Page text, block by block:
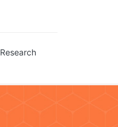
Research